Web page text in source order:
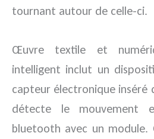
tournant autour de celle-ci.
Œuvre textile et
intelligent inclut un
capteur électronique inséré
détecte le mouvement
bluetooth avec un module.